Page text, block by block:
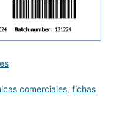
comerciales, fichas